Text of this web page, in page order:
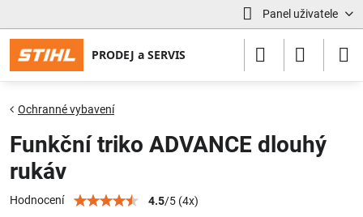
Panel uživatele
Ochranné vybavení
Funkční triko ADVANCE dlouhý
rukáv
Hodnocení 4.5/5 (4x)